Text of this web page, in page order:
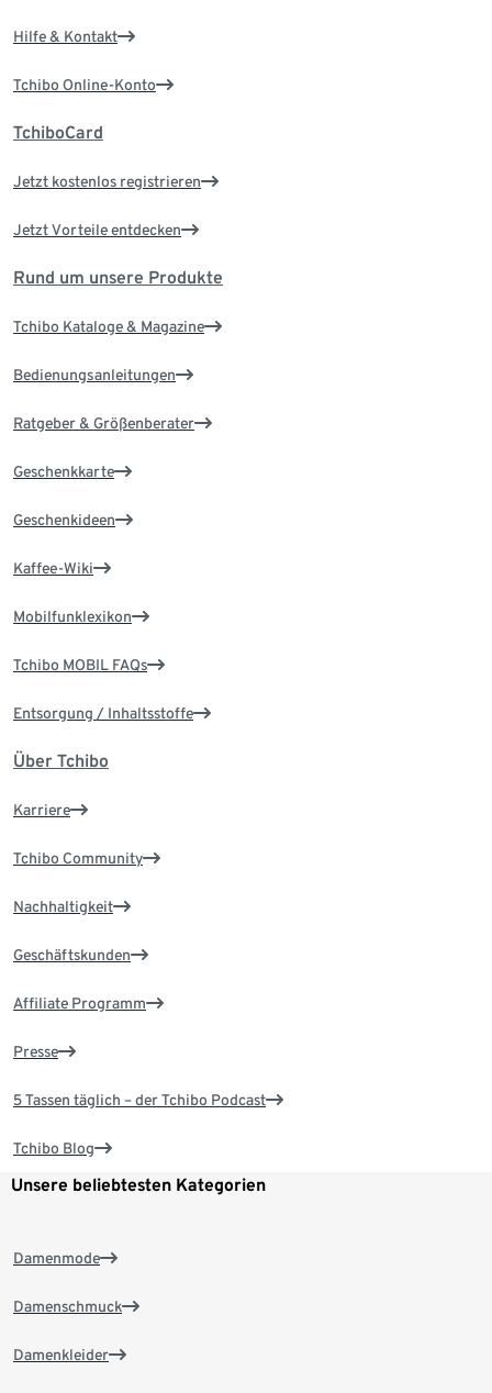
Hilfe & Kontakt
Tchibo Online-Konto
TchiboCard
Jetzt kostenlos registrieren
Jetzt Vorteile entdecken
Rund um unsere Produkte
Tchibo Kataloge & Magazine
Bedienungsanleitungen
Ratgeber & Größenberater
Geschenkkarte
Geschenkideen
Kaffee-Wiki
Mobilfunklexikon
Tchibo MOBIL FAQs
Entsorgung / Inhaltsstoffe
Über Tchibo
Karriere
Tchibo Community
Nachhaltigkeit
Geschäftskunden
Affiliate Programm
Presse
5 Tassen täglich – der Tchibo Podcast
Tchibo Blog
Unsere beliebtesten Kategorien
Damenmode
Damenschmuck
Damenkleider